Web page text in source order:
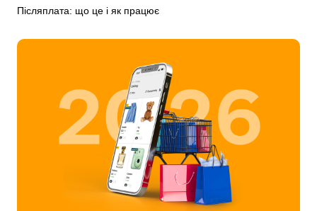
Післяплата: що це і як працює